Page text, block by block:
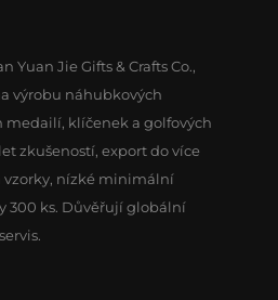
Yuan Jie Gifts & Crafts Co.,
výrobu náhubkových
klíčenek a golfových
zkušeností, export do více
vzorky, nízké minimální
300 ks. Důvěřují globální